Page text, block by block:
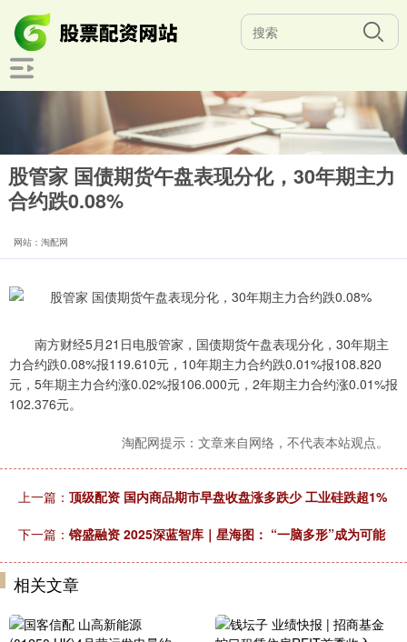
股管家 国债期货午盘表现分化，30年期主力
合约跌0.08%
网站：淘配网
南方财经5月21日电股管家，国债期货午盘表现分化，30年期主
力合约跌0.08%报119.610元，10年期主力合约跌0.01%报108.820
元，5年期主力合约涨0.02%报106.000元，2年期主力合约涨0.01%报
102.376元。
淘配网提示：文章来自网络，不代表本站观点。
上一篇： 顶级配资 国内商品期市早盘收盘涨多跌少 工业硅跌超1%
下一篇： 镕盛融资 2025深蓝智库｜星海图： “一脑多形”成为可能
相关文章